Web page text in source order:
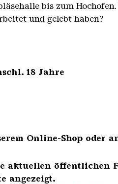
bis zum
und gelebt haben?
5
einschl. 18
Online-Shop oder
aktuellen öffentlichen
angezeigt.